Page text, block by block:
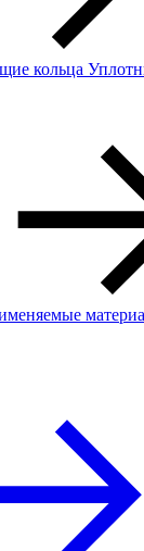
кольца